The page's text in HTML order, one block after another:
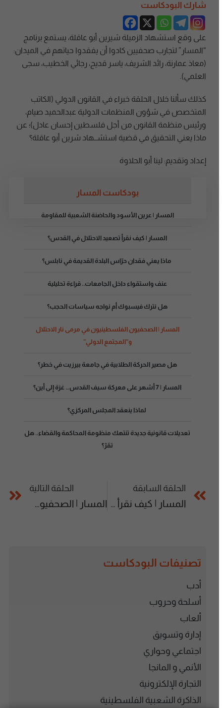
شارك البودكاست
على وقع استشهاد الزميلة شيرين أبو عاقلة، يستمع برنامج
“المسار” لتجارب صحفيين كادوا أن يفقدوا حياتهم في الميدان:
(معاذ عمارنة، رائد الشريف، ياسر قديح، رجائي الخطيب، سجى
العلمي).
كذلك سألنا خلال الحلقة خبراء في القانون الدولي (الكاتب
المتخصص في شؤون المنظمات الدولية عبدالحميد صيام،
ورئيس منظمة القانون من أجل فلسطين إحسان عادل)؛ عن
ماذا يعني التحقيق في قضية استشــهاد شرين أبو عاقلة؟
إعداد وتقديم: لينا أبو الحلاوة
بودكاست المسار
المسار | عرين الأسود والحاضنة الشعبية للمقاومة
المسار | كيف نقرأ تصعيد الاحتلال في القدس؟
ماذا يعني فقدان حرّاس البلدة القديمة في نابلس؟
عنف واستقواء داخل الجامعات.. قراءة تحليلية
هل نترك فيسبوك أم نواجه سياسات الحجب؟
المسار | الصحفيون الفلسطينيون في مرمى نار الاحتلال
و”المجتمع الدولي”
هل مصير الحركة الطلابية في جامعة بيرزيت في خطر؟
المسار | 7 أشهر على معركة سيف القدس… غزة إلى أين؟
لماذا ينعقد المجلس المركزي؟
تعديلات قانونية جديدة تنتهك منظومة المحاكمة والقضاء.. هل
تمُرّ؟
الحلقة السابقة
المسار | كيف نقرأ تصعيد الاحتلال في القدس؟
الحلقة التالية
المسار | الصحفيون الفلسطينيون في مرمى نار الاحتلال و”المجتمع الدولي”
تصنيفات البودكاست
أدب
أسلحة وحروب
ألعاب
إدارة وتسويق
اجتماعي وحواري
الأنمي و المانجا
التجارة الإلكترونية
الذاكرة الشعبية الفلسطينية